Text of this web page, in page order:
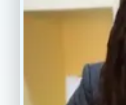
About